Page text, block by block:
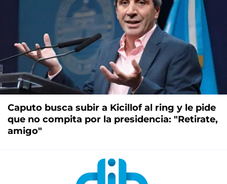
Caputo busca subir a Kicillof al ring y le pide
que no compita por la presidencia: "Retirate,
amigo"